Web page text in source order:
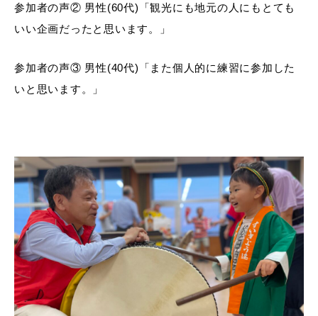
参加者の声② 男性(60代)「観光にも地元の人にもとても
いい企画だったと思います。」
参加者の声③ 男性(40代)「また個人的に練習に参加した
いと思います。」